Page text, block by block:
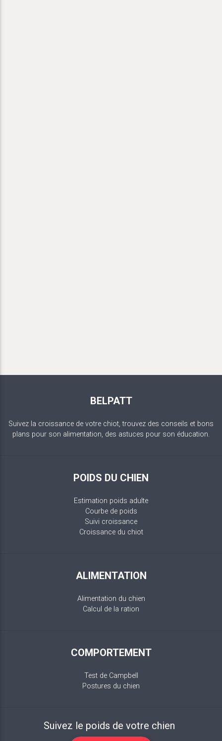
BELPATT
Suivez la croissance de votre chiot, trouvez des conseils et bons
plans pour son alimentation, des astuces pour son éducation.
POIDS DU CHIEN
Estimation poids adulte
Courbe de poids
Suivi croissance
Croissance du chiot
ALIMENTATION
Alimentation du chien
Calcul de la ration
COMPORTEMENT
Test de Campbell
Postures du chien
Suivez le poids de votre chien